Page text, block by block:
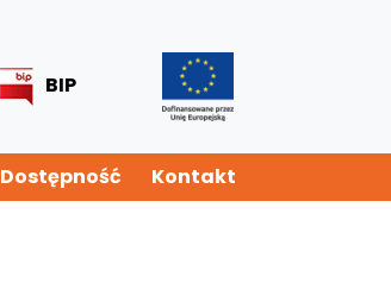
BIP
Dostępność Kontakt